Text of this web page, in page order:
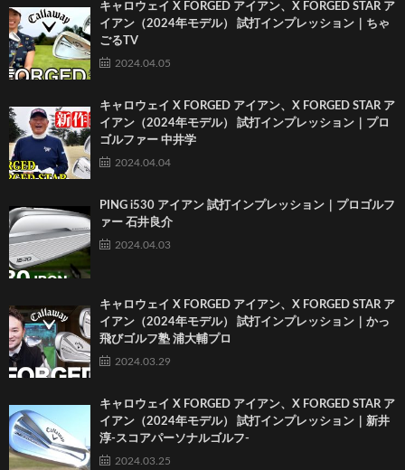
キャロウェイ X FORGED アイアン、X FORGED STAR ア
イアン（2024年モデル） 試打インプレッション｜ちゃ
ごるTV
2024.04.05
キャロウェイ X FORGED アイアン、X FORGED STAR ア
イアン（2024年モデル） 試打インプレッション｜プロ
ゴルファー 中井学
2024.04.04
PING i530 アイアン 試打インプレッション｜プロゴルフ
ァー 石井良介
2024.04.03
キャロウェイ X FORGED アイアン、X FORGED STAR ア
イアン（2024年モデル） 試打インプレッション｜かっ
飛びゴルフ塾 浦大輔プロ
2024.03.29
キャロウェイ X FORGED アイアン、X FORGED STAR ア
イアン（2024年モデル） 試打インプレッション｜新井
淳-スコアパーソナルゴルフ-
2024.03.25